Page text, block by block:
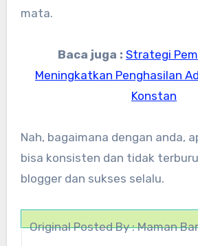
mata.
Baca juga : Strategi
Meningkatkan Penghasilan
Konstan
Nah, bagaimana dengan anda,
bisa konsisten dan tidak
blogger dan sukses selalu.
Original Posted By : Maman